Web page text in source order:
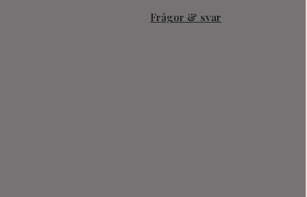
Frågor & svar